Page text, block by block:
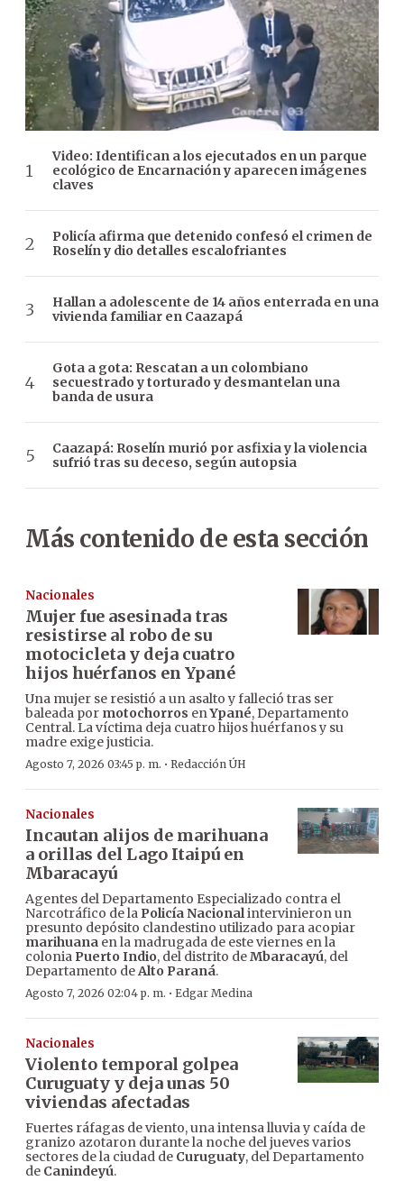
Video: Identifican a los ejecutados en un parque
ecológico de Encarnación y aparecen imágenes
claves
Policía afirma que detenido confesó el crimen de
Roselín y dio detalles escalofriantes
Hallan a adolescente de 14 años enterrada en una
vivienda familiar en Caazapá
Gota a gota: Rescatan a un colombiano
secuestrado y torturado y desmantelan una
banda de usura
Caazapá: Roselín murió por asfixia y la violencia
sufrió tras su deceso, según autopsia
Más contenido de esta sección
Nacionales
Mujer fue asesinada tras
resistirse al robo de su
motocicleta y deja cuatro
hijos huérfanos en Ypané
Una mujer se resistió a un asalto y falleció tras ser
baleada por motochorros enYpané, Departamento
Central. La víctima deja cuatro hijos huérfanos y su
madre exige justicia.
Agosto 7, 2026 03:45 p. m. · Redacción ÚH
Nacionales
Incautan alijos de marihuana
a orillas del Lago Itaipú en
Mbaracayú
Agentes del Departamento Especializado contra el
Narcotráfico de la Policía Nacionalintervinieron un
presunto depósito clandestino utilizado para acopiar
marihuana en la madrugada de este viernes en la
colonia Puerto Indio, del distrito deMbaracayú, del
Departamento deAlto Paraná.
Agosto 7, 2026 02:04 p. m. · Edgar Medina
Nacionales
Violento temporal golpea
Curuguaty y deja unas 50
viviendas afectadas
Fuertes ráfagas de viento, una intensa lluvia y caída de
granizo azotaron durante la noche del jueves varios
sectores de la ciudad de Curuguaty, del Departamento
de Canindeyú.